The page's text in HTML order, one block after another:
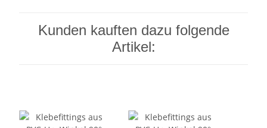
Kunden kauften dazu folgende
Artikel: